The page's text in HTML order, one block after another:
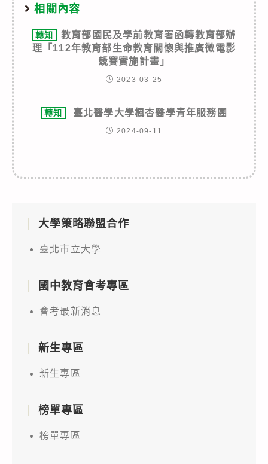
相關內容
轉知
教育部國民及學前教育署函轉教育部辦
理「112年教育部生命教育關懷與推廣微電影
競賽實施計畫」
2023-03-25
轉知 臺北醫學大學楓杏醫學青年服務團
2024-09-11
大學策略聯盟合作
臺北市立大學
國中教育會考專區
會考最新消息
新生專區
新生專區
榜單專區
榜單專區